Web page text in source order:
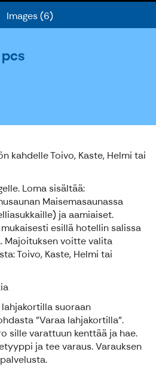
Images (6)
kahdelle Toivo, Kaste, Helmi tai
Loma sisältää:
Maisemasaunassa
ja aamiaiset.
esillä hotellin salissa
Majoituksen voitte valita
Toivo, Kaste, Helmi tai
suoraan
"Varaa lahjakortilla".
sille varattuun kenttää ja hae.
ja tee varaus. Varauksen